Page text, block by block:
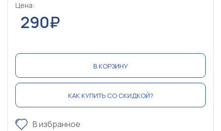
Цена:
290₽
В КОРЗИНУ
КАК КУПИТЬ СО СКИДКОЙ?
В избранное